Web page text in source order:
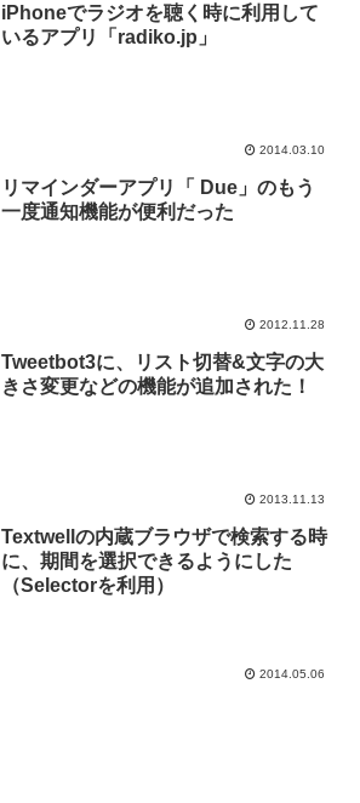
iPhoneでラジオを聴く時に利用して
いるアプリ「radiko.jp」
2014.03.10
リマインダーアプリ「 Due」のもう
一度通知機能が便利だった
2012.11.28
Tweetbot3に、リスト切替&文字の大
きさ変更などの機能が追加された！
2013.11.13
Textwellの内蔵ブラウザで検索する時
に、期間を選択できるようにした
（Selectorを利用）
2014.05.06